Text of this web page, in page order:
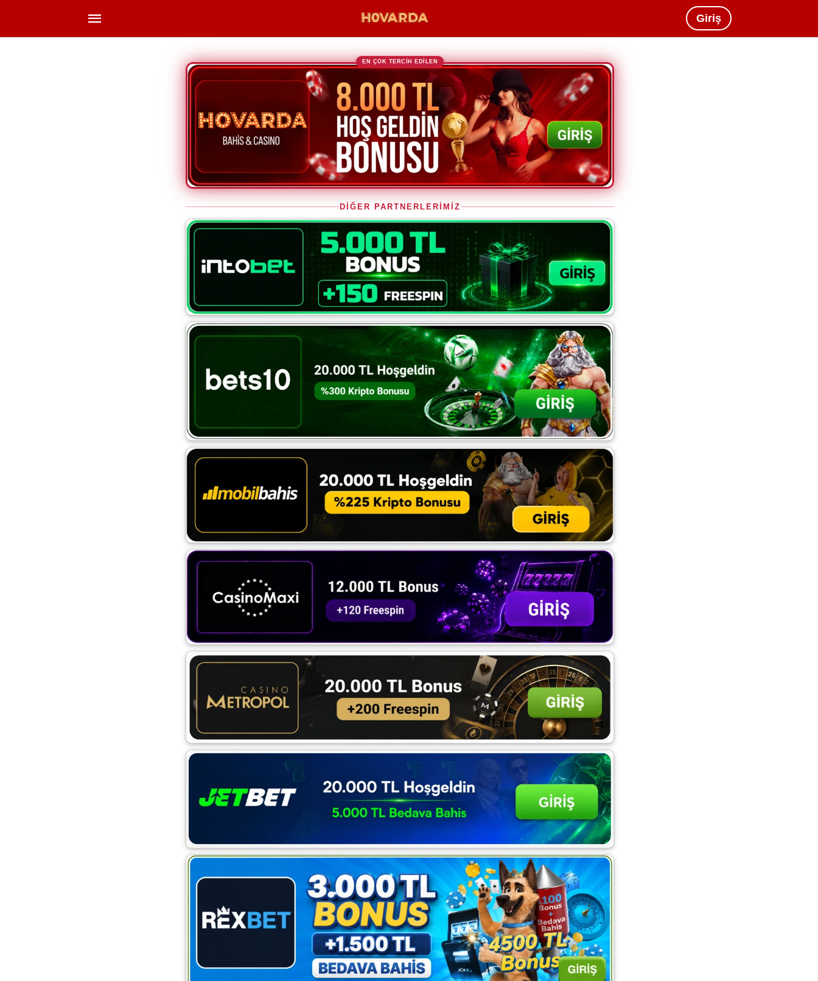
Giriş
EN ÇOK TERCİH EDİLEN
DİĞER PARTNERLERİMİZ